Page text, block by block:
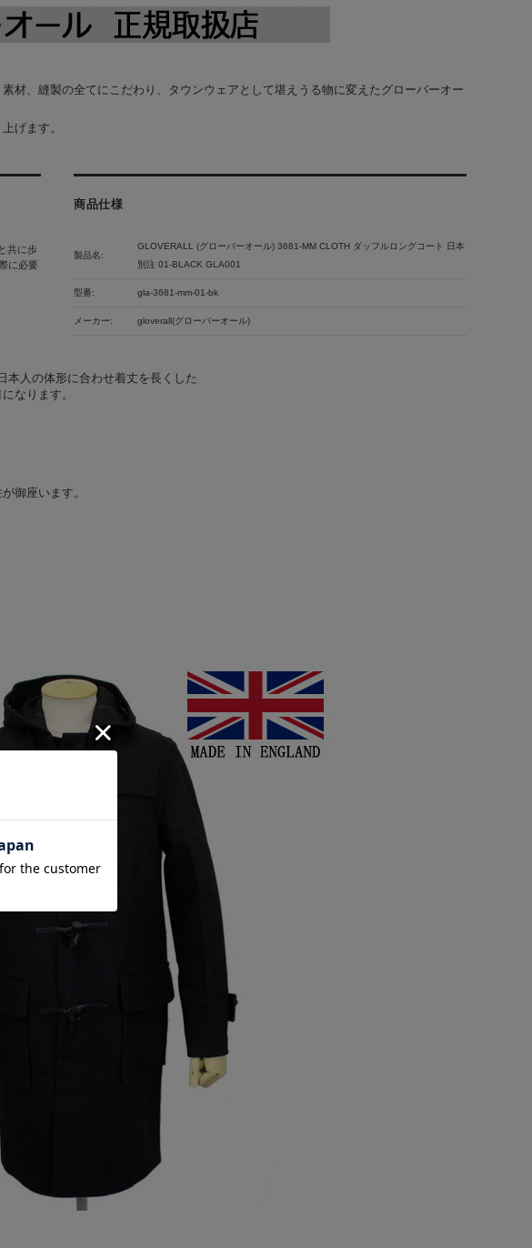
材、縫製の全てにこだわり、タウンウェアとして堪えうる物に変えたグローバーオー
げます。
共に歩
に必要
商品仕様
製品名:
GLOVERALL (グローバーオール) 3681-MM CLOTH ダッフルロングコート 日本
別注 01-BLACK GLA001
型番: gla-3681-mm-01-bk
メーカー: gloverall(グローバーオール)
本人の体形に合わせ着丈を長くした
なります。
御座います。